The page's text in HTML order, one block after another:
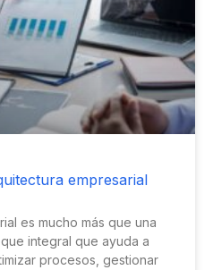
empresarial
es mucho más que una
integral que ayuda a
procesos, gestionar